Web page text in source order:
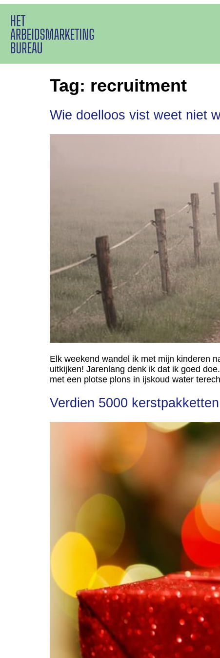
Tag: recruitment
Wie doelloos vist weet niet
Elk weekend wandel ik met mijn kinderen
uitkijken! Jarenlang denk ik dat ik goed
met een plotse plons in ijskoud water
Verdien 5000